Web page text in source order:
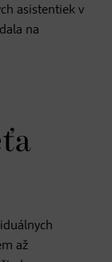
asistentiek v
na
až